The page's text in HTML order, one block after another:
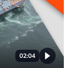
02:04